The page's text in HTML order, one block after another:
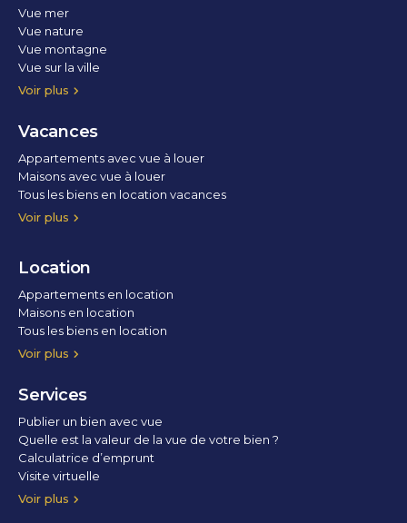
Voir plus
Vue mer
Vue nature
Vue montagne
Vue sur la ville
Vue parc
Vue fleuve
Vue lac
Vue marina / port
Vacances
Voir plus
Appartements avec vue à louer
Maisons avec vue à louer
Tous les biens en location vacances
Location
Voir plus
Appartements en location
Maisons en location
Tous les biens en location
Services
Voir plus
Publier un bien avec vue
Quelle est la valeur de la vue de votre bien ?
Calculatrice d’emprunt
Visite virtuelle
Home staging